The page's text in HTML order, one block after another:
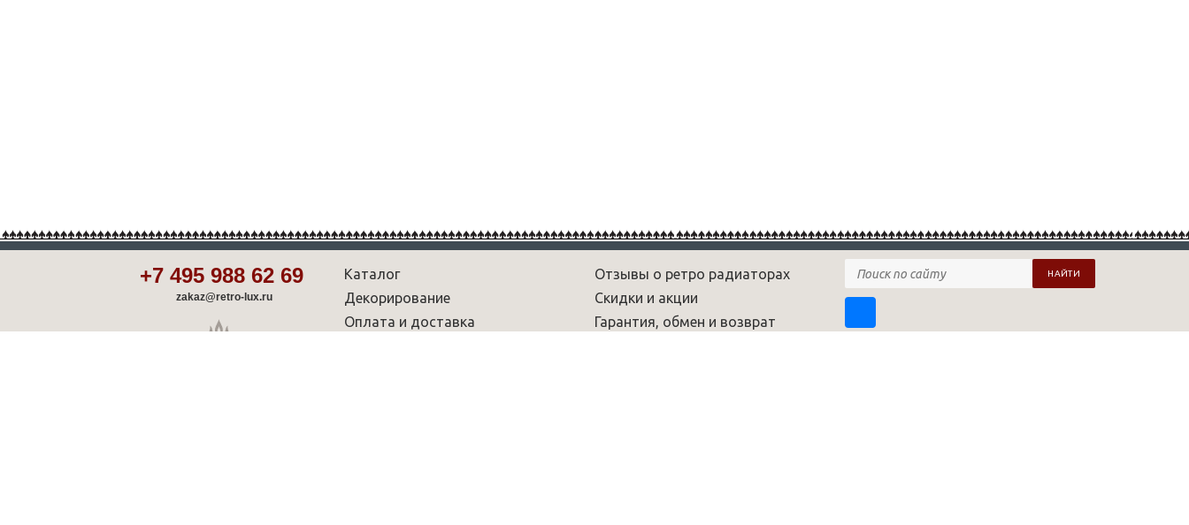
+7 495 988 62 69
zakaz@retro-lux.ru
Каталог
Декорирование
Оплата и доставка
Отзывы о ретро радиаторах
Скидки и акции
Гарантия, обмен и возврат
НАЙТИ